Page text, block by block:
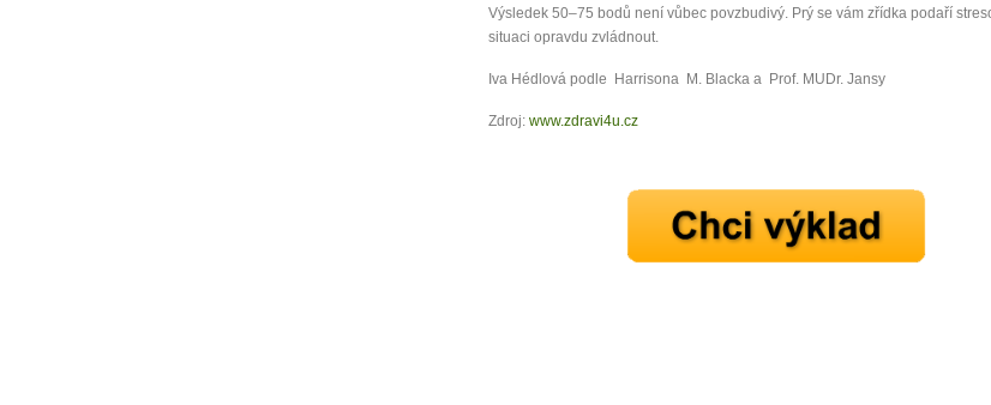
Výsledek 50–75 bodů není vůbec povzbudivý. Prý se vám zřídka podaří
situaci opravdu zvládnout.
Iva Hédlová podle Harrisona M. Blacka a Prof. MUDr. Jansy
Zdroj: www.zdravi4u.cz